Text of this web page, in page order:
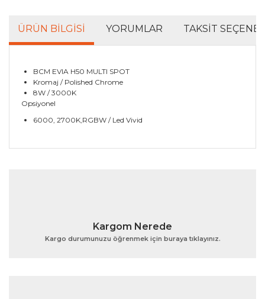
ÜRÜN BILGISI YORUMLAR TAKSIT
BCM EVIA H50 MULTI SPOT
Kromaj / Polished Chrome
8W / 3000K
Opsiyonel
6000, 2700K,RGBW / Led Vivid
Bu ürünün fiyat bilgisi, resim, ürün açıklamalarında ve
Ürün açıklamasında eksik bilgiler bulunuyor.
Kargom Nerede
Kargo durumunuzu öğrenmek için buraya tıklayınız.